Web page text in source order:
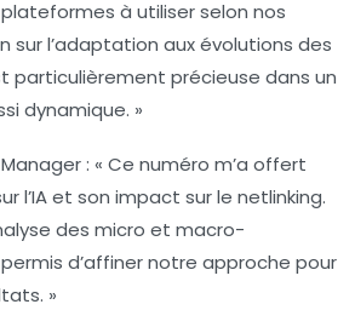
à utiliser selon nos
sur l’adaptation aux évolutions des
particulièrement précieuse dans un
dynamique. »
: « Ce numéro m’a offert
l’IAet son impact sur le netlinking.
des micro et macro-
d’affiner notre approche pour
»